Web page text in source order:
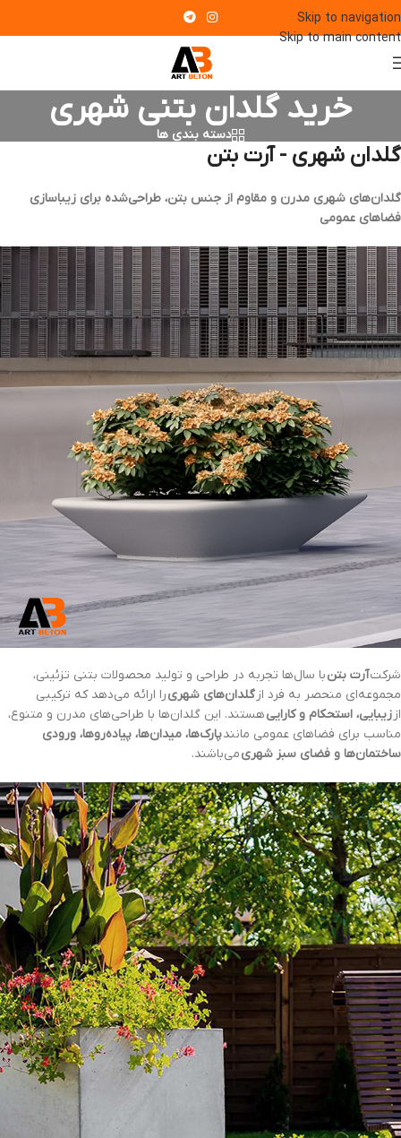
Skip to navigation
Skip to main content
خرید گلدان بتنی شهری
دسته بندی ها
گلدان شهری - آرت بتن
گلدان‌های شهری مدرن و مقاوم از جنس بتن، طراحی‌شده برای زیباسازی
فضاهای عمومی
شرکتآرت بتنبا سال‌ها تجربه در طراحی و تولید محصولات بتنی تزئینی،
مجموعه‌ای منحصر به فرد ازگلدان‌های شهریرا ارائه می‌دهد که ترکیبی
اززیبایی، استحکام و کاراییهستند. این گلدان‌ها با طراحی‌های مدرن و متنوع،
مناسب برای فضاهای عمومی مانندپارک‌ها، میدان‌ها، پیاده‌روها، ورودی
ساختمان‌ها و فضای سبز شهریمی‌باشند.